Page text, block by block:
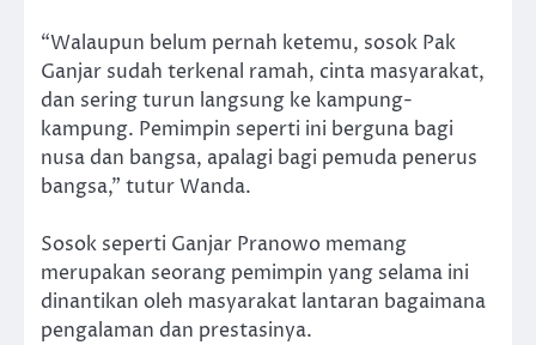
“Walaupun belum pernah ketemu, sosok Pak
Ganjar sudah terkenal ramah, cinta masyarakat,
dan sering turun langsung ke kampung-
kampung. Pemimpin seperti ini berguna bagi
nusa dan bangsa, apalagi bagi pemuda penerus
bangsa,” tutur Wanda.
Sosok seperti Ganjar Pranowo memang
merupakan seorang pemimpin yang selama ini
dinantikan oleh masyarakat lantaran bagaimana
pengalaman dan prestasinya.